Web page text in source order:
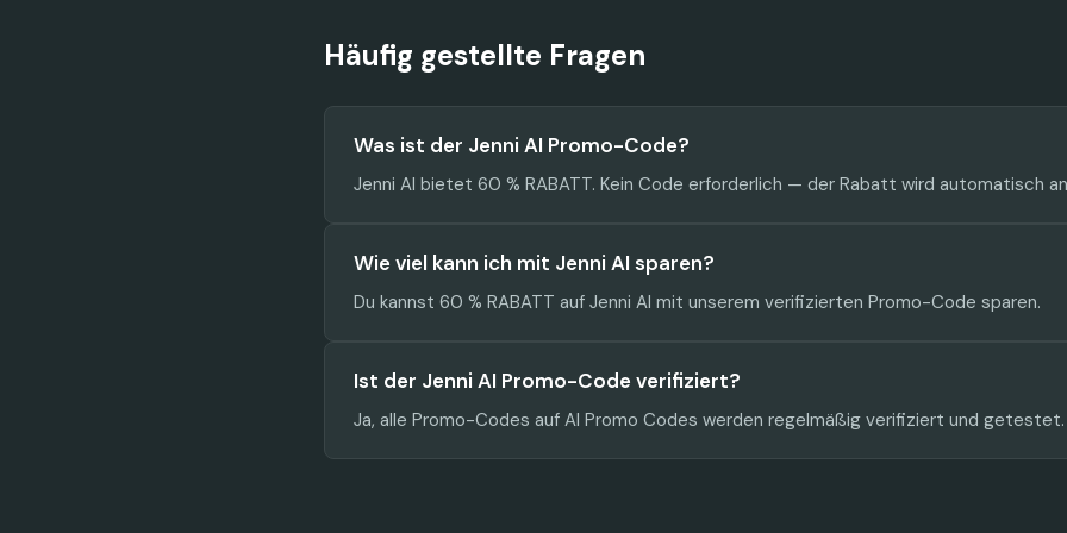
Häufig gestellte Fragen
Was ist der Jenni AI Promo-Code?
Jenni AI bietet 60 % RABATT. Kein Code erforderlich — der Rabatt wird automatisch
Wie viel kann ich mit Jenni AI sparen?
Du kannst 60 % RABATT auf Jenni AI mit unserem verifizierten Promo-Code sparen.
Ist der Jenni AI Promo-Code verifiziert?
Ja, alle Promo-Codes auf AI Promo Codes werden regelmäßig verifiziert und getestet.